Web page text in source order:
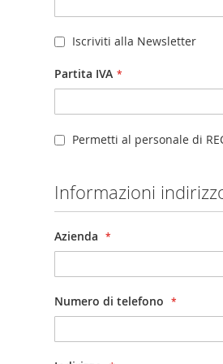
Iscriviti alla Newsletter
Partita IVA
Permetti al personale di
Informazioni
Azienda
Numero di telefono